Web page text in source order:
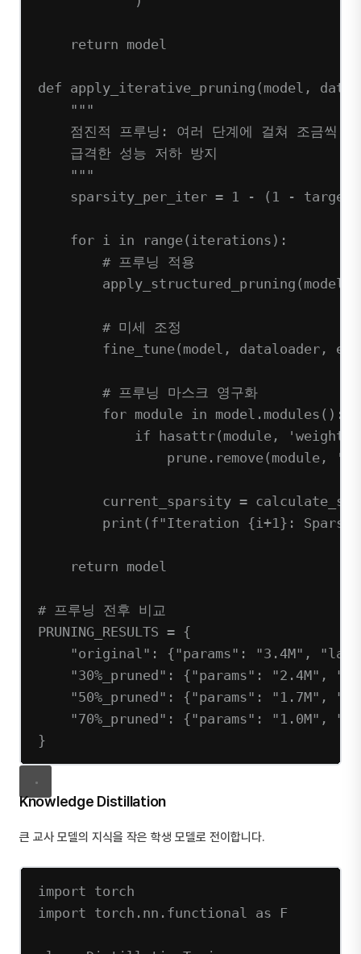
return model
def apply_iterative_pruning (model,
"""
점진적 프루닝: 여러 단계에 걸쳐 조금씩 제
급격한 성능 저하 방지
"""
sparsity_per_iter = 1 - ( 1 -
for i in range(iterations):
# 프루닝 적용
apply_structured_pruning(model,
# 미세 조정
fine_tune(model, dataloader,
# 프루닝 마스크 영구화
for module in model.modules():
if hasattr(module,
prune.remove(module,
current_sparsity =
print ( f"Iteration {i+1} :
return model
# 프루닝 전후 비교
PRUNING_RESULTS = {
"original" : {"params" : "3.4M" ,
"30%_pruned" : {"params" : "2.4M" ,
"50%_pruned" : {"params" : "1.7M" ,
"70%_pruned" : {"params" : "1.0M" ,
}
Knowledge Distillation
큰 교사 모델의 지식을 작은 학생 모델로 전이합니다.
import torch
import torch.nn.functional as F